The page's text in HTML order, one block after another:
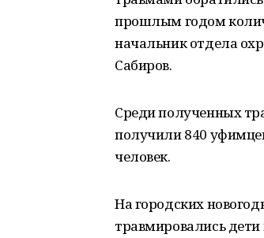
прошлым годом
начальник отдела
Сабиров.
Среди полученных
получили 840
человек.
На городских
травмировались дети